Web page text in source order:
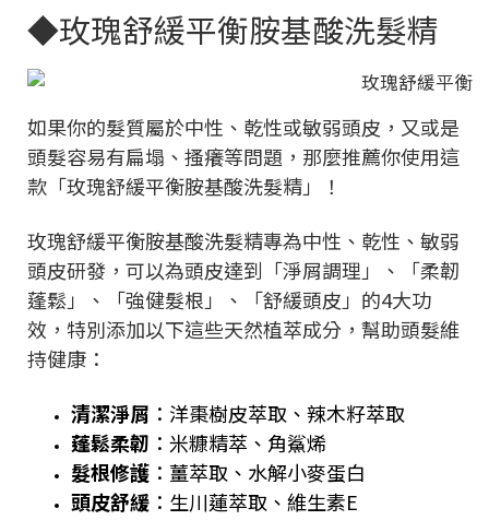
◆玫瑰舒緩平衡胺基酸洗髮精
如果你的髮質屬於中性、乾性或敏弱頭皮，又或是
頭髮容易有扁塌、搔癢等問題，那麼推薦你使用這
款「玫瑰舒緩平衡胺基酸洗髮精」！
玫瑰舒緩平衡胺基酸洗髮精專為中性、乾性、敏弱
頭皮研發，可以為頭皮達到「淨屑調理」、「柔韌
蓬鬆」、「強健髮根」、「舒緩頭皮」的4大功
效，特別添加以下這些天然植萃成分，幫助頭髮維
持健康：
清潔淨屑 ：洋棗樹皮萃取、辣木籽萃取
蓬鬆柔韌 ：米糠精萃、角鯊烯
髮根修護 ：薑萃取、水解小麥蛋白
頭皮舒緩 ：生川蓮萃取、維生素E